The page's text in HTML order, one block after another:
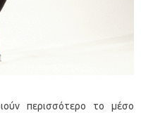
περισσότερο το μέσο